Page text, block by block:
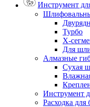
Инструмент
Турбо
Х-
Для
Алмазные
Cухая
Инструмент
Расходка